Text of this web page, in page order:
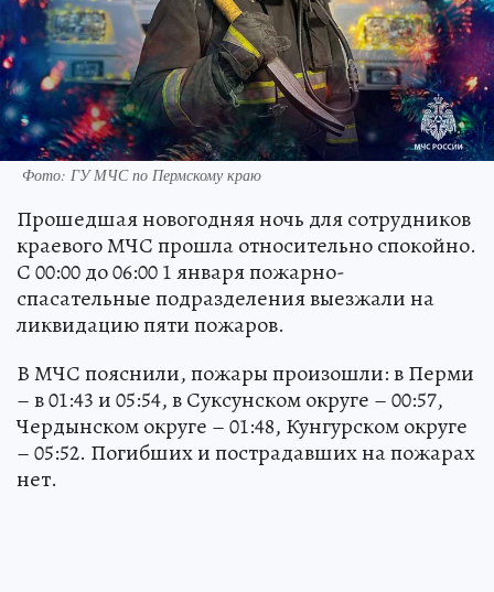
Фото: ГУ МЧС по Пермскому краю
Прошедшая новогодняя ночь для сотрудников
краевого МЧС прошла относительно спокойно.
С 00:00 до 06:00 1 января пожарно-
спасательные подразделения выезжали на
ликвидацию пяти пожаров.
В МЧС пояснили, пожары произошли: в Перми
– в 01:43 и 05:54, в Суксунском округе – 00:57,
Чердынском округе – 01:48, Кунгурском округе
– 05:52. Погибших и пострадавших на пожарах
нет.